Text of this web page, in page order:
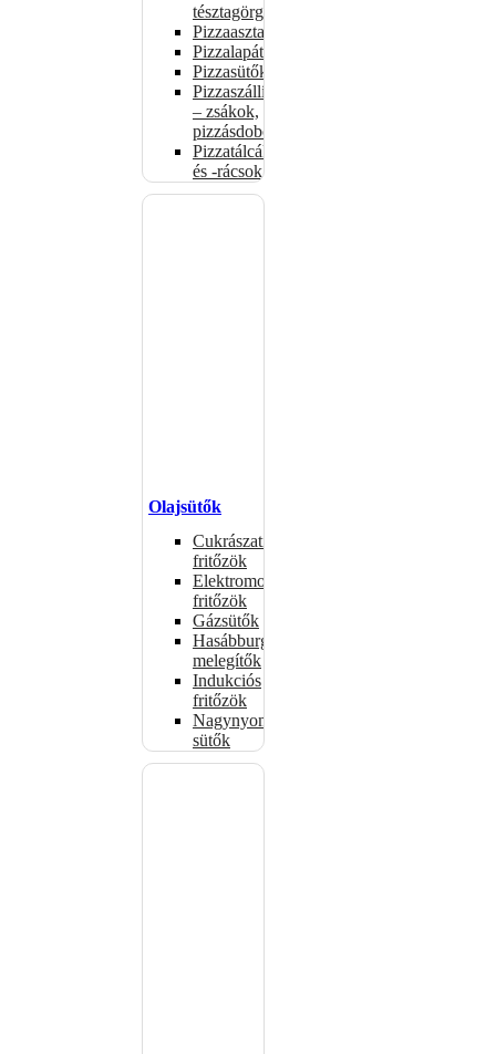
tésztagörgők
Pizzaasztalok
Pizzalapátok
Pizzasütők
Pizzaszállítás
– zsákok,
pizzásdobozok
Pizzatálcák
és -rácsok
Olajsütők
Cukrászati
fritőzök
Elektromos
fritőzök
Gázsütők
Hasábburgonya
melegítők
Indukciós
fritőzök
Nagynyomású
sütők